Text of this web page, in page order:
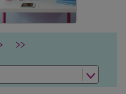
ha mi magunk
szomorúak.
érzéseinken keresztül
energiacsomagot ?
ÉS KITISZTÍTJUK.
>>